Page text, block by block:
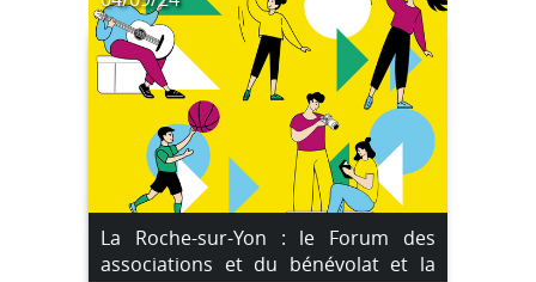
La Roche-sur-Yon : le Forum des
associations et du bénévolat et la